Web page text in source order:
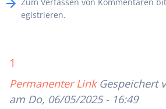
egistrieren.
1
Permanenter Link Gespeichert
am Do, 06/05/2025 - 16:49